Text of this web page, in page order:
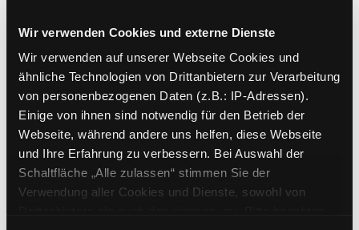
Wir verwenden Cookies und externe Dienste
Wir verwenden auf unserer Webseite Cookies und
ähnliche Technologien von Drittanbietern zur Verarbeitung
von personenbezogenen Daten (z.B.: IP-Adressen).
Einige von ihnen sind notwendig für den Betrieb der
Webseite, während andere uns helfen, diese Webseite
und Ihre Erfahrung zu verbessern. Bei Auswahl der
Schaltfläche „Alle zulassen“ stimmen Sie der
Verwendung aller Cookies und Dienste, sowohl von
Weitere Suchkriterien
Erwerbungen der letzten Tage
Jahr von
Medien anzeigen, die nach dem Jahr veröffentlicht
Jahr bis
Medien anzeigen, die vor dem